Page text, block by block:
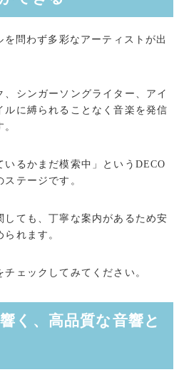
問わず多彩なアーティストが出
、シンガーソングライター、アイ
ルに縛られることなく音楽を発信
いるかまだ模索中」というDECO
テージです。
しても、丁寧な案内があるため安
れます。
チェックしてみてください。
く、高品質な音響と